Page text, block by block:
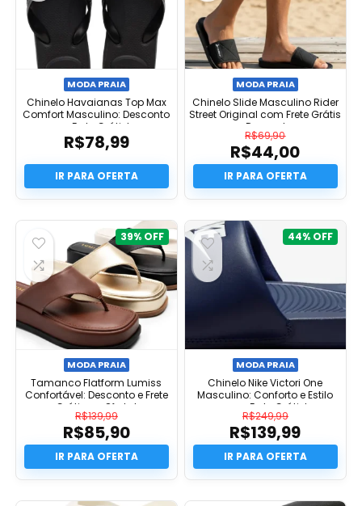
MODA PRAIA
Chinelo Havaianas Top Max
Comfort Masculino: Desconto
e Frete Grátis!
R$78,99
MODA PRAIA
Chinelo Slide Masculino Rider
Street Original com Frete Grátis
e Desconto
R$69,90
O
preço
original
era:
R$44,00
O
preço
atual
R$44,00.
39%
MODA PRAIA
Tamanco Flatform Lumiss
Confortável: Desconto e Frete
Grátis na Oferta!
R$139,99
O
preço
original
era:
R$85,90
O
preço
atual
44%
MODA PRAIA
Chinelo Nike Victori One
Masculino: Conforto e Estilo
com Frete Grátis!
R$249,99
O
preço
original
era:
R$139,99
O
preço
atual